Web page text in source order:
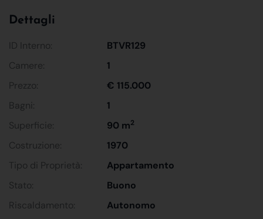
Dettagli
ID Interno:
BTVR129
Camere:
1
Prezzo:
€ 115.000
Bagni:
1
Superficie:
90 m2
Costruzione:
1970
Tipo di Proprietà:
Appartamento
Stato:
Buono
Riscaldamento:
Autonomo